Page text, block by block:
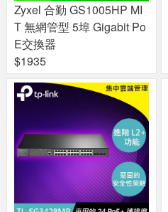
Zyxel 合勤 GS1005HP MI
T 無網管型 5埠 Gigabit Po
E交換器
$1935